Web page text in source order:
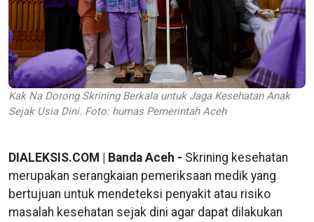
Kak Na Dorong Skrining Berkala untuk Jaga Kesehatan Anak
Sejak Usia Dini. Foto: humas Pemerintah Aceh
DIALEKSIS.COM | Banda Aceh - Skrining kesehatan
merupakan serangkaian pemeriksaan medik yang
bertujuan untuk mendeteksi penyakit atau risiko
masalah kesehatan sejak dini agar dapat dilakukan